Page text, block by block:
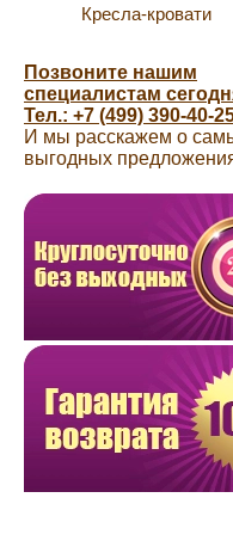
Кресла-кровати
Позвоните нашим
специалистам
Тел.: +7 (499) 390-40-
И мы расскажем о
выгодных